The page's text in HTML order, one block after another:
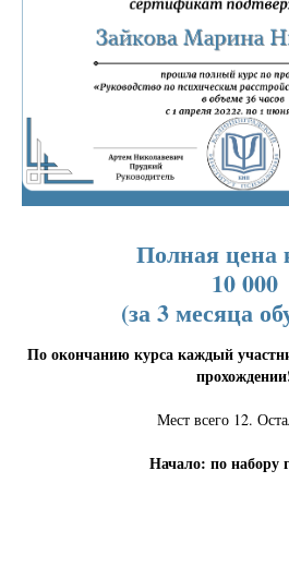
Полная цена
10 000
(за 3 месяца
По окончанию курса каждый
Мест всего 12.
Начало: по набору